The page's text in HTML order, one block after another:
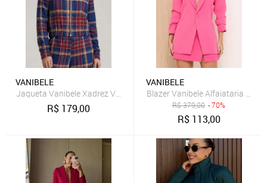
VANIBELE
Jaqueta Vanibele Xadrez Vinho
R$ 179,00
VANIBELE
Blazer Vanibele Alfaiataria Pink
R$379,00 - 70%
R$ 113,00